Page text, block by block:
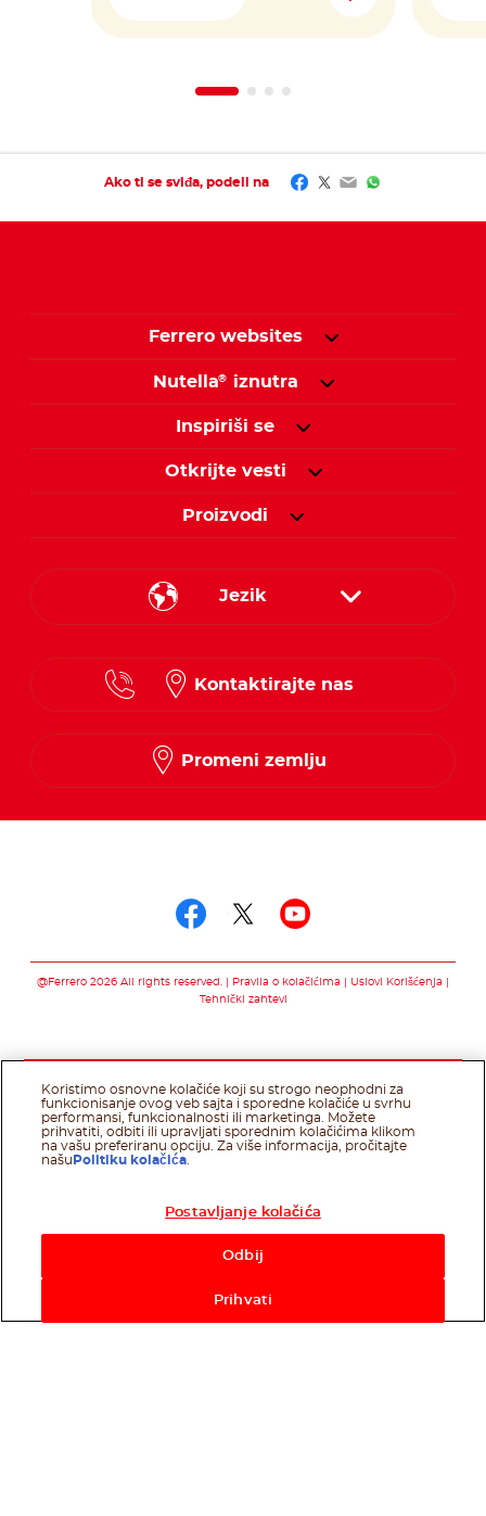
Ako ti se sviđa, podeli na Facebook
Twitter
EmailWhatsApp
Ferrero websites
Nutella® iznutra
Inspiriši se
Otkrijte vesti
Proizvodi
Jezik
Kontaktirajte nas
Promeni zemlju
@Ferrero 2026 All rights reserved. Pravila o kolačićima
Uslovi Korišćenja
Tehnički zahtevi
Koristimo osnovne kolačiće koji su strogo neophodni za
funkcionisanje ovog veb sajta i sporedne kolačiće u svrhu
performansi, funkcionalnosti ili marketinga. Možete
prihvatiti, odbiti ili upravljati sporednim kolačićima klikom
na vašu preferiranu opciju. Za više informacija, pročitajte
našu Politiku kolačića
Postavljanje kolačića
Odbij
Prihvati